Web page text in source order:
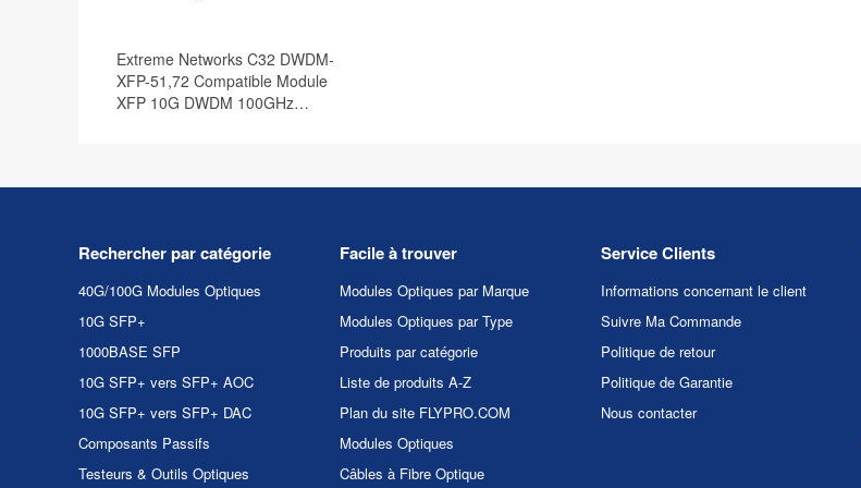
Extreme Networks C32 DWDM-
XFP-51,72 Compatible Module
XFP 10G DWDM 100GHz
Rechercher par catégorie
40G/100G Modules Optiques
10G SFP+
1000BASE SFP
10G SFP+ vers SFP+ AOC
10G SFP+ vers SFP+ DAC
Composants Passifs
Testeurs & Outils Optiques
Facile à trouver
Modules Optiques par Marque
Modules Optiques par Type
Produits par catégorie
Liste de produits A-Z
Plan du site FLYPRO.COM
Modules Optiques
Câbles à Fibre Optique
Service Clients
Informations concernant le client
Suivre Ma Commande
Politique de retour
Politique de Garantie
Nous contacter